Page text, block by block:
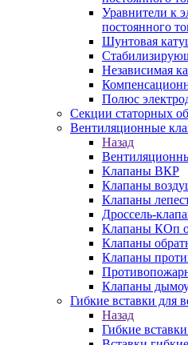
Уравнители к
постоянного
Шунтовая
Независимая
Полюс
Секции статорных
Вентиляционные
Назад
Клапаны ВКР
Клапаны
Клапаны
Дроссель-
Клапаны КОп
Клапаны
Клапаны
Клапаны
Гибкие вставки для
Назад
Гибкие